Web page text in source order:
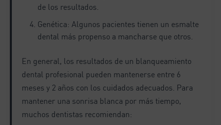
de los resultados.
Genética: Algunos pacientes tienen un esmalte
dental más propenso a mancharse que otros.
En general, los resultados de un blanqueamiento
dental profesional pueden mantenerse entre 6
meses y 2 años con los cuidados adecuados. Para
mantener una sonrisa blanca por más tiempo,
muchos dentistas recomiendan: